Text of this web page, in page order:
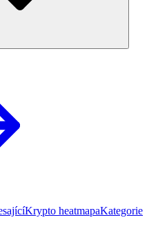
Krypto heatmapaKategorie